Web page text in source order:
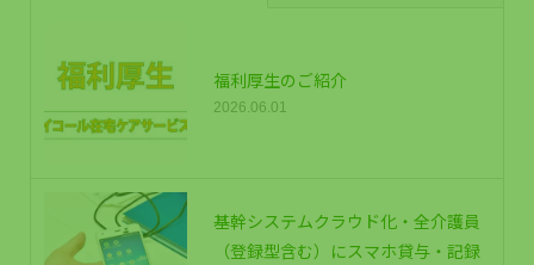
福利厚生のご紹介
2026.06.01
基幹システムクラウド化・全介護員
（登録型含む）にスマホ貸与・記録